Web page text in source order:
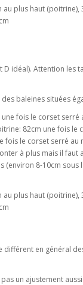
au plus haut (poitrine),
D idéal). Attention
baleines situées
fois le corset serré
82cm une fois le
fois le corset serré
à plus mais il
(environ 8-10cm
au plus haut (poitrine),
différent en général
un ajustement